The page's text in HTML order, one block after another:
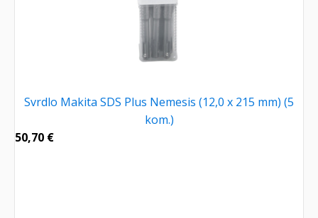
Svrdlo Makita SDS Plus Nemesis (12,0 x 215 mm) (5
kom.)
50,70 €